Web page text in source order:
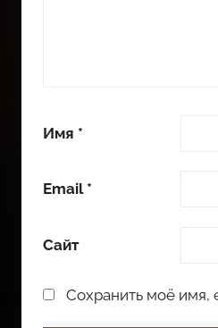
Имя *
Email *
Сайт
Сохранить моё имя,